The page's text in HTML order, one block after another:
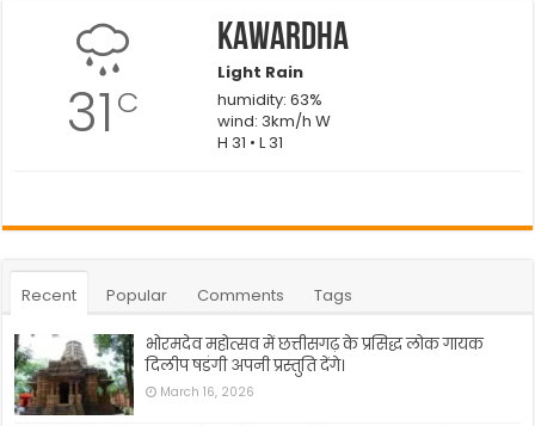
31 C
Kawardha
Light Rain
humidity: 63%
wind: 3km/h W
H 31 • L 31
Recent Popular Comments Tags
भोरमदेव महोत्सव में छत्तीसगढ़ के प्रसिद्ध लोक गायक
दिलीप षडंगी अपनी प्रस्तुति देंगे।
March 16, 2026